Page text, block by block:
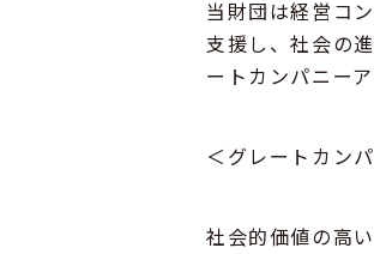
当財団は経営コ
支援し、社会の
ートカンパニー
＜グレートカン
社会的価値の高